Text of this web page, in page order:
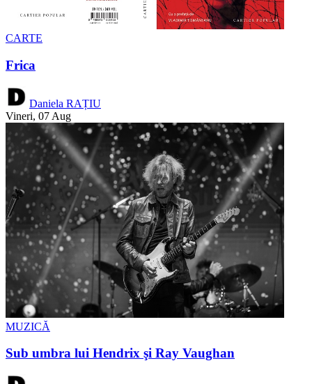
CARTE
Frica
Daniela RAȚIU
Vineri, 07 Aug
MUZICĂ
Sub umbra lui Hendrix şi Ray Vaughan